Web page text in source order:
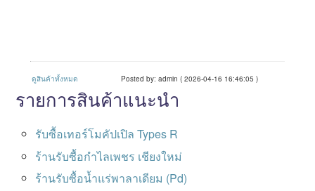
ดูสินค้าทั้งหมด Posted by: admin ( 2026-04-16 16:46:05 )
รายการสินค้าแนะนำ
รับซื้อเทอร์โมคัปเปิล Types R
ร้านรับซื้อกำไลเพชร เชียงใหม่
ร้านรับซื้อน้ำแร่พาลาเดียม (Pd)